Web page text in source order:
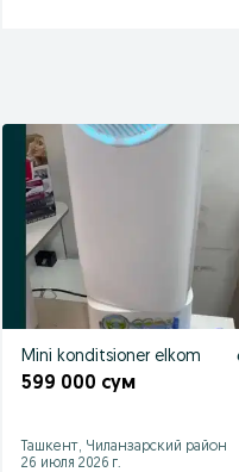
Mini konditsioner elkom
599 000 сум
Ташкент, Чиланзарский район
26 июля 2026 г.